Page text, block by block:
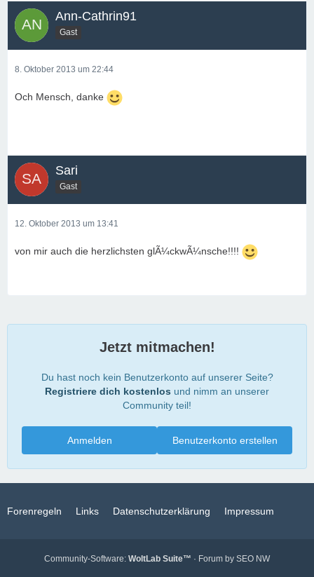
Ann-Cathrin91
Gast
8. Oktober 2013 um 22:44
Och Mensch, danke
Sari
Gast
12. Oktober 2013 um 13:41
von mir auch die herzlichsten glÃ¼ckwÃ¼nsche!!!!
Jetzt mitmachen!
Du hast noch kein Benutzerkonto auf unserer Seite?
Registriere dich kostenlos und nimm an unserer
Community teil!
Benutzerkonto erstellen
Anmelden
Forenregeln Links Datenschutzerklärung Impressum
Community-Software: WoltLab Suite™ · Forum by SEO NW